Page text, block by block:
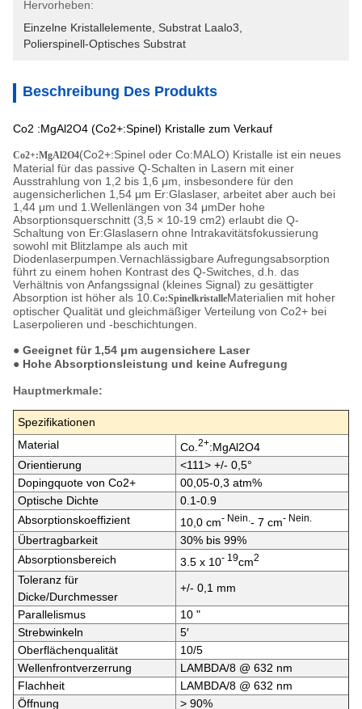
Hervorheben:
Einzelne Kristallelemente Substrat Laalo3
Polierspinell-Optisches Substrat
Beschreibung Des Produkts
Co2 :MgAl2O4 (Co2+:Spinel) Kristalle zum Verkauf
Co2+:MgAl2O4(Co2+:Spinel oder Co:MALO) Kristalle ist ein neues
Material für das passive Q-Schalten in Lasern mit einer
Ausstrahlung von 1,2 bis 1,6 μm, insbesondere für den
augensicherlichen 1,54 μm Er:Glaslaser, arbeitet aber auch bei
1,44 μm und 1.Wellenlängen von 34 μmDer hohe
Absorptionsquerschnitt (3,5 × 10-19 cm2) erlaubt die Q-
Schaltung von Er:Glaslasern ohne Intrakavitätsfokussierung
sowohl mit Blitzlampe als auch mit
Diodenlaserpumpen.Vernachlässigbare Aufregungsabsorption
führt zu einem hohen Kontrast des Q-Switches, d.h. das
Verhältnis von Anfangssignal (kleines Signal) zu gesättigter
Absorption ist höher als 10. Co:SpinelkristalleMaterialien mit hoher
optischer Qualität und gleichmäßiger Verteilung von Co2+ bei
Laserpolieren und -beschichtungen.
● Geeignet für 1,54 μm augensichere Laser
● Hohe Absorptionsleistung und keine Aufregung
Hauptmerkmale:
Spezifikationen
Material
Co. 2+:MgAl2O4
Orientierung
<111> +/- 0,5°
Dopingquote von Co2+
00,05-0,3 atm%
Optische Dichte
0.1-0.9
Absorptionskoeffizient
10,0 cm- Nein. - 7 cm- Nein.
Übertragbarkeit
30% bis 99%
Absorptionsbereich
3.5 x 10- 19cm2
Toleranz für
Dicke/Durchmesser
+/- 0,1 mm
Parallelismus
10 "
Strebwinkeln
5′
Oberflächenqualität
10/5
Wellenfrontverzerrung
LAMBDA/8 @ 632 nm
Flachheit
LAMBDA/8 @ 632 nm
Öffnung
> 90%